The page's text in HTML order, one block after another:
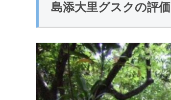
島添大里グスクの評価